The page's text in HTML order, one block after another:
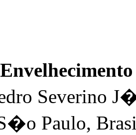
Severino
Paulo,